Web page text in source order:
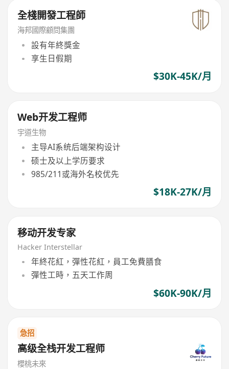
全棧開發工程師
海邦國際顧問集團
設有年終獎金
享生日假期
$30K-45K/月
Web开发工程师
宇道生物
主导AI系统后端架构设计
硕士及以上学历要求
985/211或海外名校优先
$18K-27K/月
移动开发专家
Hacker Interstellar
年終花紅，彈性花紅，員工免費膳食
彈性工時，五天工作周
$60K-90K/月
急招
高级全栈开发工程师
櫻桃未來